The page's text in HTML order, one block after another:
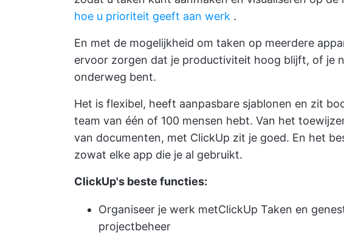
hoe u prioriteit geeft aan werk .
En met de mogelijkheid om taken op meerdere
ervoor zorgen dat je productiviteit hoog blijft, of je
onderweg bent.
Het is flexibel, heeft aanpasbare sjablonen en zit
team van één of 100 mensen hebt. Van het
van documenten, met ClickUp zit je goed. En het
zowat elke app die je al gebruikt.
ClickUp's beste functies:
Organiseer je werk metClickUp Taken en
projectbeheer